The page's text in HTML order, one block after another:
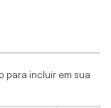
para incluir em sua